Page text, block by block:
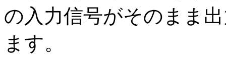
の入力信号がそのまま
ます。